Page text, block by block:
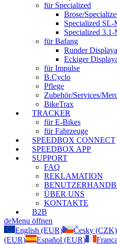
für Specialized
Brose/
Specialized SL-
Specialized 3.1-
für Bafang
Runder
Eckiger
für Impulse
B.Cyclo
Pflege
Zubehör/Services/
BikeTrax
TRACKER
für E-Bikes
für Fahrzeuge
SPEEDBOX CONNECT
SPEEDBOX APP
SUPPORT
FAQ
REKLAMATION
ÜBER UNS
KONTAKTE
B2B
deMenu öffnen
English (EUR)
Česky (CZK)
(EUR)
Español (EUR)